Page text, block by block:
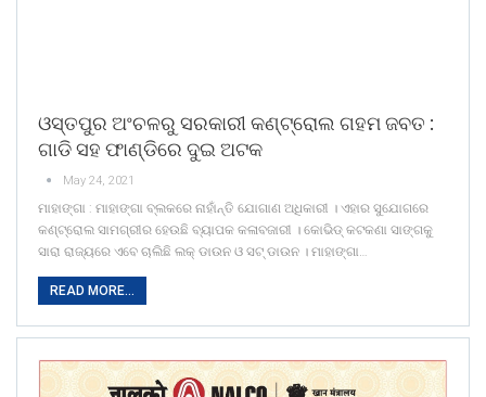
ଓସ୍ତପୁର ଅଂଚଳରୁ ସରକାରୀ କଣ୍ଟ୍ରୋଲ ଗହମ ଜବତ :
ଗାଡି ସହ ଫାଣ୍ଡିରେ ଦୁଇ ଅଟକ
May 24, 2021
ମାହାଙ୍ଗା : ମାହାଙ୍ଗା ବ୍ଲକରେ ନାହାଁନ୍ତି ଯୋଗାଣ ଅଧିକାରୀ । ଏହାର ସୁଯୋଗରେ
କଣ୍ଟ୍ରୋଲ ସାମଗ୍ରୀର ହେଉଛି ବ୍ୟାପକ କଳାବଜାରୀ । କୋଭିଡ୍ କଟକଣା ସାଙ୍ଗକୁ
ସାରା ରାଜ୍ୟରେ ଏବେ ଚାଲିଛି ଲକ୍ ଡାଉନ ଓ ସଟ୍ ଡାଉନ । ମାହାଙ୍ଗା…
READ MORE...